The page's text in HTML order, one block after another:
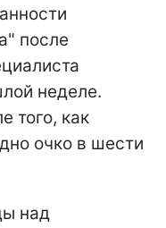
после
неделе.
того, как
очко в шести
над